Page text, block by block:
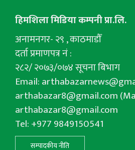
हिमशिला मिडिया कम्पनी प्रा.लि.
अनामनगर- २९ , काठमाडौँ
दर्ता प्रमाणपत्र नं :
२८२/ २०७३/०७४ सूचना बिभाग
Email:
arthabazar8@gmail.com
arthabazar8@gmail.com
Tel: +977 9849150541
सम्पादकीय नीति